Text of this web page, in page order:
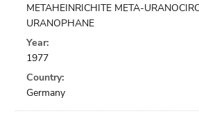
METAHEINRICHITE META-
URANOPHANE
Year:
1977
Country:
Germany